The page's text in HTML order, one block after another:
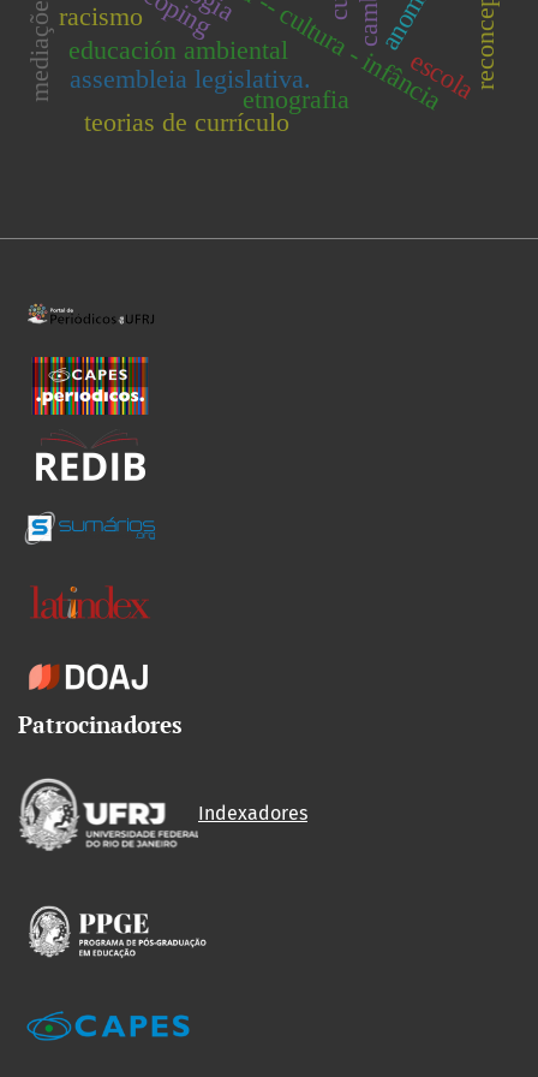
educación ambiental
assembleia legislativa.
etnografia
racismo
escola
teorias de currículo
Patrocinadores
Indexadores